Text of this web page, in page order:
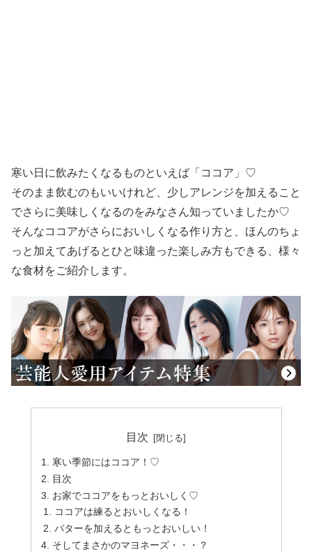
寒い日に飲みたくなるものといえば「ココア」♡
そのまま飲むのもいいけれど、少しアレンジを加えること
でさらに美味しくなるのをみなさん知っていましたか♡
そんなココアがさらにおいしくなる作り方と、ほんのちょ
っと加えてあげるとひと味違った楽しみ方もできる、様々
な食材をご紹介します。
目次
寒い季節にはココア！♡
目次
お家でココアをもっとおいしく♡
ココアは練るとおいしくなる！
バターを加えるともっとおいしい！
そしてまさかのマヨネーズ・・・？